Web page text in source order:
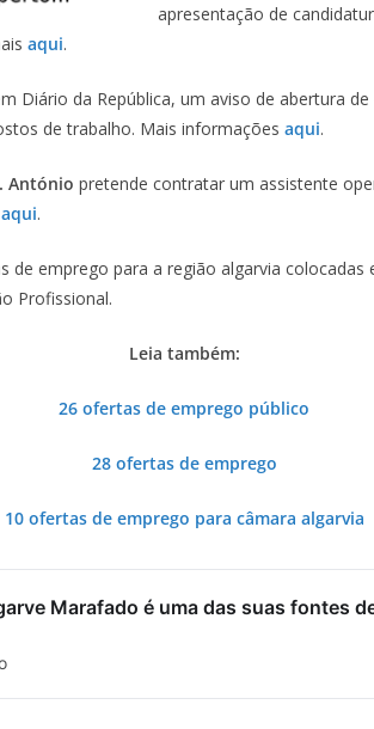
apresentação de
aqui.
Diário da República, um aviso de abertura
de trabalho. Mais informações aqui.
António pretende contratar um assistente
aqui.
de emprego para a região algarvia colocadas
Profissional.
Leia também:
26 ofertas de emprego público
28 ofertas de emprego
10 ofertas de emprego para câmara algarvia
Marafado é uma das suas fontes